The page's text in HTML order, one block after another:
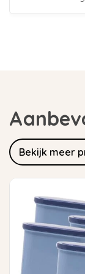
Bekijk meer